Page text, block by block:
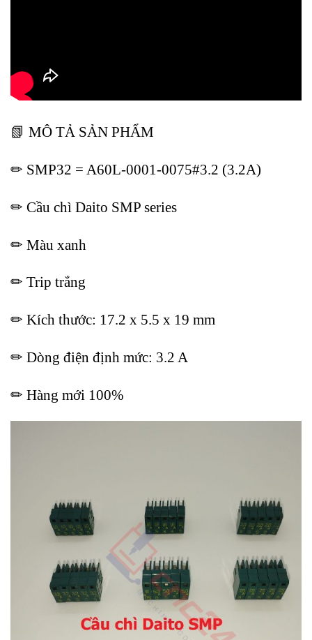
📗 MÔ TẢ SẢN PHẨM
✏ SMP32 = A60L-0001-0075#3.2 (3.2A)
✏ Cầu chì Daito SMP series
✏ Màu xanh
✏ Trip trắng
✏ Kích thước: 17.2 x 5.5 x 19 mm
✏ Dòng điện định mức: 3.2 A
✏ Hàng mới 100%